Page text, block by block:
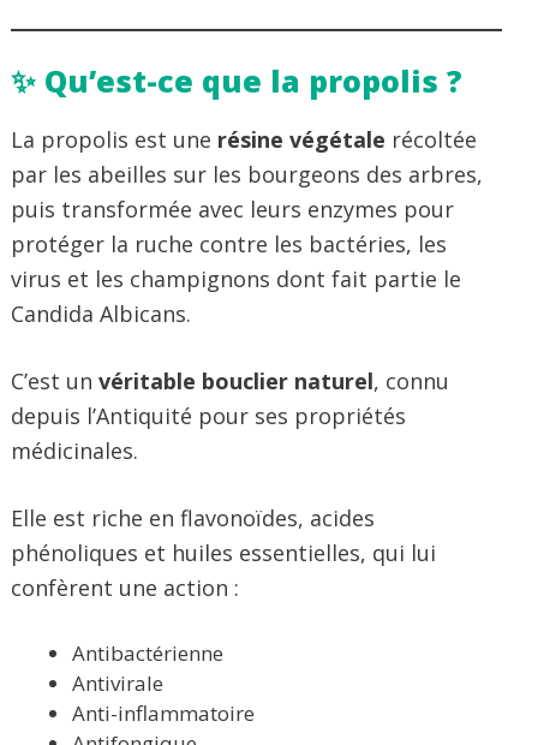
✨ Qu’est-ce que la propolis ?
La propolis est une résine végétale récoltée
par les abeilles sur les bourgeons des arbres,
puis transformée avec leurs enzymes pour
protéger la ruche contre les bactéries, les
virus et les champignons dont fait partie le
Candida Albicans.
C’est un véritable bouclier naturel, connu
depuis l’Antiquité pour ses propriétés
médicinales.
Elle est riche en flavonoïdes, acides
phénoliques et huiles essentielles, qui lui
confèrent une action :
Antibactérienne
Antivirale
Anti-inflammatoire